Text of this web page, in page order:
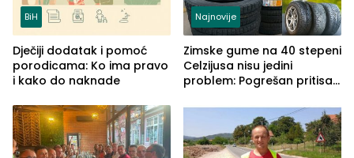
BiH
Dječiji dodatak i pomoć
porodicama: Ko ima pravo
i kako do naknade
Najnovije
Zimske gume na 40 stepeni
Celzijusa nisu jedini
problem: Pogrešan pritisak